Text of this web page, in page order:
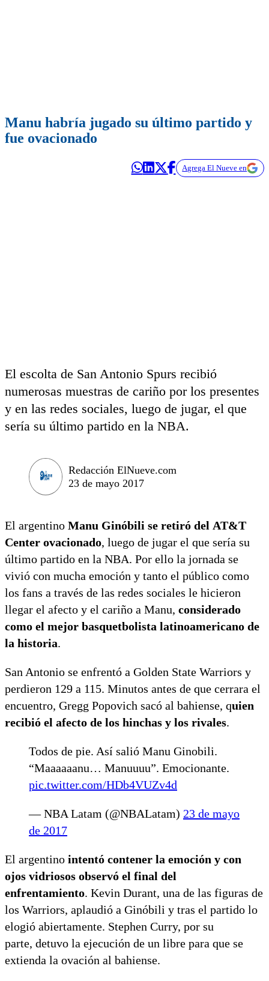
Manu habría jugado su último partido y
fue ovacionado
Agrega El Nueve en
El escolta de San Antonio Spurs recibió
numerosas muestras de cariño por los presentes
y en las redes sociales, luego de jugar, el que
sería su último partido en la NBA.
Redacción ElNueve.com
23 de mayo 2017
El argentino Manu Ginóbili se retiró del AT&T
Center ovacionado, luego de jugar el que sería su
último partido en la NBA. Por ello la jornada se
vivió con mucha emoción y tanto el público como
los fans a través de las redes sociales le hicieron
llegar el afecto y el cariño a Manu, considerado
como el mejor basquetbolista latinoamericano de
la historia.
San Antonio se enfrentó a Golden State Warriors y
perdieron 129 a 115. Minutos antes de que cerrara el
encuentro, Gregg Popovich sacó al bahiense, quien
recibió el afecto de los hinchas y los rivales.
Todos de pie. Así salió Manu Ginobili.
“Maaaaaanu… Manuuuu”. Emocionante.
pic.twitter.com/HDb4VUZv4d
— NBA Latam (@NBALatam) 23 de mayo
de 2017
El argentino intentó contener la emoción y con
ojos vidriosos observó el final del
enfrentamiento. Kevin Durant, una de las figuras de
los Warriors, aplaudió a Ginóbili y tras el partido lo
elogió abiertamente. Stephen Curry, por su
parte, detuvo la ejecución de un libre para que se
extienda la ovación al bahiense.